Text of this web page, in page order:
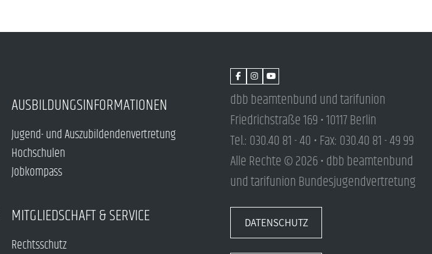
AUSBILDUNGSINFORMATIONEN
Jugend- und Auszubildendenvertretung
Hochschulen
Jobkompass
MITGLIEDSCHAFT & SERVICE
Rechtsschutz
dbb beamtenbund und tarifunion
Friedrichstraße 169 • 10117 Berlin
Tel.: 030.40 81 - 40 • Fax: 030.40 81 - 49 99
Alle Rechte © 2026 • dbb beamtenbund
und tarifunion Bundesjugendvertretung
DATENSCHUTZ